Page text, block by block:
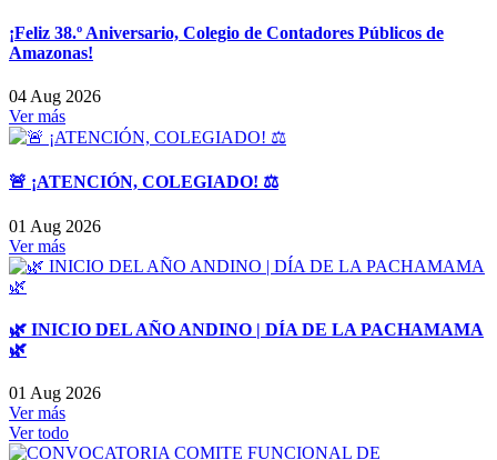
¡Feliz 38.º Aniversario, Colegio de Contadores Públicos de
Amazonas!
04 Aug 2026
Ver más
🚨 ¡ATENCIÓN, COLEGIADO! ⚖️
01 Aug 2026
Ver más
🌿 INICIO DEL AÑO ANDINO | DÍA DE LA PACHAMAMA
🌿
01 Aug 2026
Ver más
Ver todo